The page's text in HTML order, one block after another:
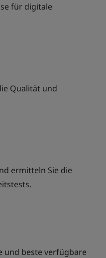
für digitale
Qualität und
ermitteln Sie die
und beste verfügbare